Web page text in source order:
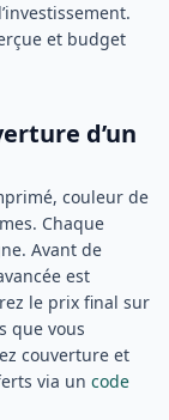
et budget
d’un
couleur de
Chaque
Avant de
est
le prix final sur
que vous
couverture et
via un code